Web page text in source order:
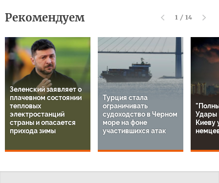
Рекомендуем 1 / 14
Зеленский заявляет о
плачевном состоянии
тепловых
электростанций
страны и опасается
прихода зимы
Турция стала
ограничивать
судоходство в Черном
море на фоне
участившихся атак
Удары
Киеву